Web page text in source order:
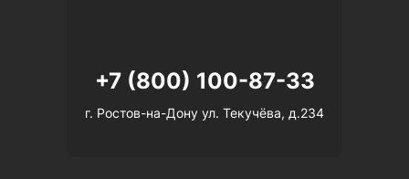
+7 (800) 100-87-33
г. Ростов-на-Дону ул. Текучёва, д.234